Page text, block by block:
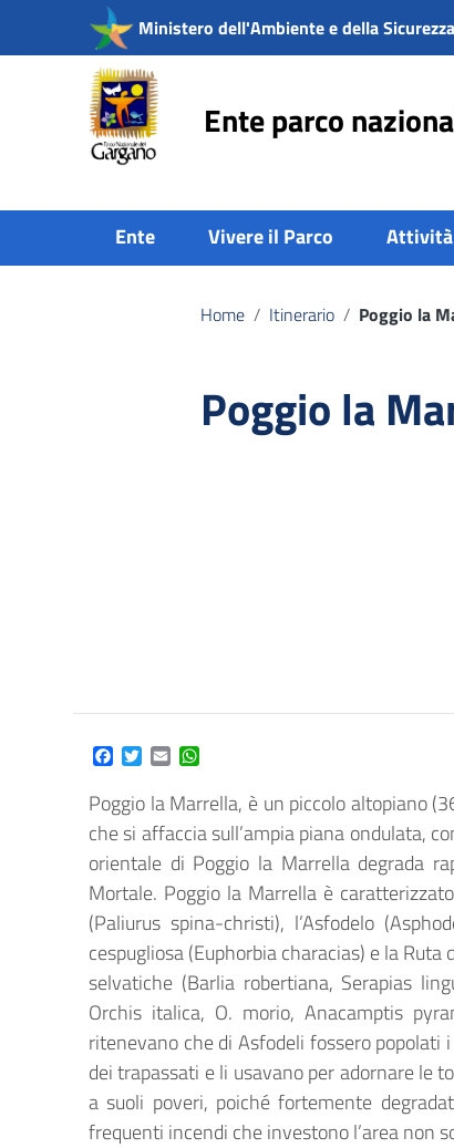
Vai ai contenuti
Vai al menu di navigazione
Vai al footer
Ministero dell'Ambiente e della
Ente parco
Ente Vivere il Parco Attività
Home / Itinerario / Poggio la
Poggio la
Facebook
Twitter
Email
Poggio la Marrella, è un piccolo altopiano
che si affaccia sull’ampia piana ondulata,
orientale di Poggio la Marrella degrada
Mortale. Poggio la Marrella è
(Paliurus spina-christi), l’Asfodelo
cespugliosa (Euphorbia characias) e la
selvatiche (Barlia robertiana, Serapias
Orchis italica, O. morio, Anacamptis
ritenevano che di Asfodeli fossero popolati
dei trapassati e li usavano per adornare le
a suoli poveri, poiché fortemente
frequenti incendi che investono l’area non